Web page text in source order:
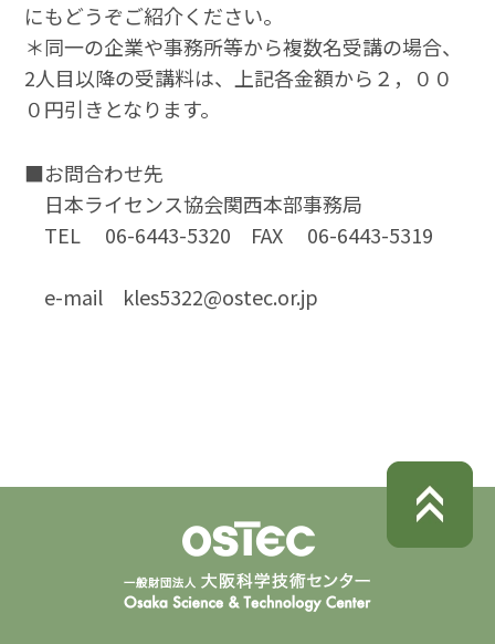
にもどうぞご紹介ください。
＊同一の企業や事務所等から複数名受講の場合、
2人目以降の受講料は、上記各金額から２，００
０円引きとなります。
■お問合わせ先
日本ライセンス協会関西本部事務局
TEL 06-6443-5320 FAX 06-6443-5319
e-mail kles5322@ostec.or.jp